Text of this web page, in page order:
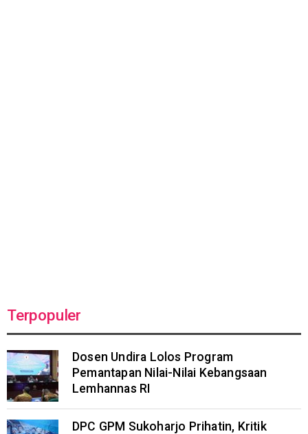
Terpopuler
Dosen Undira Lolos Program
Pemantapan Nilai-Nilai Kebangsaan
Lemhannas RI
DPC GPM Sukoharjo Prihatin, Kritik